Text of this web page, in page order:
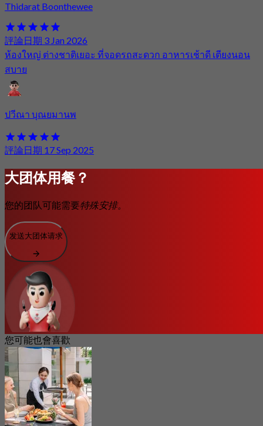
Thidarat Boonthewee
評論日期 3 Jan 2026
ห้องใหญ่ ต่างชาติเยอะ ที่จอดรถสะดวก อาหารเช้าดี เตียงนอน
สบาย
ปวีณา บุณยมานพ
評論日期 17 Sep 2025
大团体用餐？
您的团队可能需要特殊安排。
发送大团体请求
您可能也會喜歡